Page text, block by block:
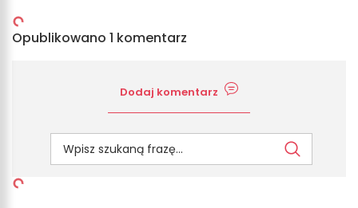
Opublikowano 1 komentarz
Dodaj komentarz